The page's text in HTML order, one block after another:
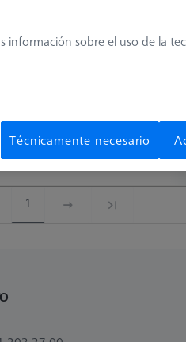
Measuring Length (MLE) Ø Shaft
0,7
1
información sobre el uso de la
Técnicamente necesario